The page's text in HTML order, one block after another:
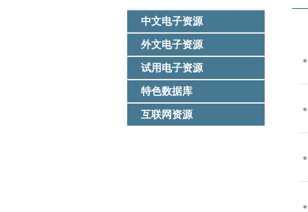
中文电子资源
外文电子资源
试用电子资源
特色数据库
互联网资源
●
●
●
●